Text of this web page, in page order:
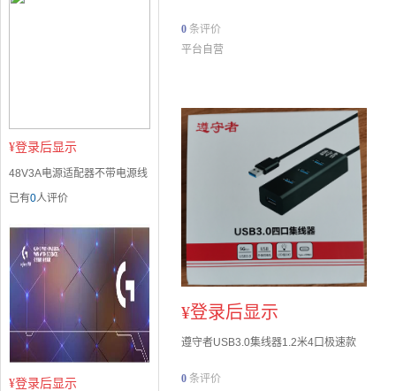
¥登录后显示
48V3A电源适配器不带电源线
已有0人评价
¥登录后显示
0 条评价
平台自营
¥登录后显示
遵守者USB3.0集线器1.2米4口极速款
0 条评价